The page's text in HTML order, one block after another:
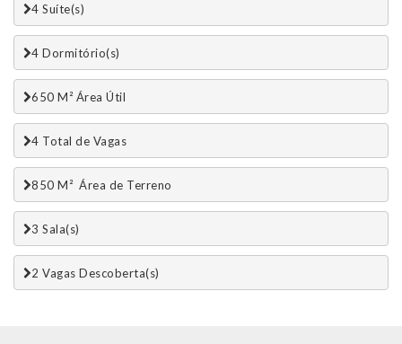
4 Suí­te(s)
4 Dormitório(s)
650 M² Área Útil
4 Total de Vagas
850 M²  Área de Terreno
3 Sala(s)
2 Vagas Descoberta(s)